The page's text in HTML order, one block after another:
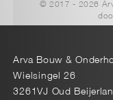
© 2017 - 2026
Arva Bouw &
Wielsingel 26
3261VJ Oud